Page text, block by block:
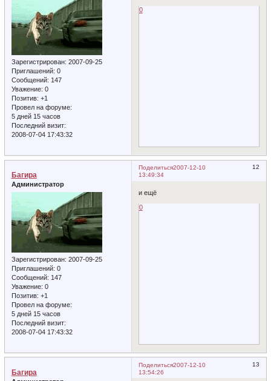
Зарегистрирован: 2007-09-25
Приглашений: 0
Сообщений: 147
Уважение: 0
Позитив: +1
Провел на форуме:
5 дней 15 часов
Последний визит:
2008-07-04 17:43:32
0
Поделиться 12
2007-12-10
13:49:34
Багира
Администратор
Зарегистрирован: 2007-09-25
Приглашений: 0
Сообщений: 147
Уважение: 0
Позитив: +1
Провел на форуме:
5 дней 15 часов
Последний визит:
2008-07-04 17:43:32
и ещё
0
Поделиться 13
2007-12-10
13:54:26
Багира